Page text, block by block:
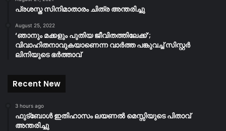
പ്രശസ്ത സിനിമാതാരം ചിത്ര അന്തരിച്ചു
August 25, 2022
‘ഞാനും മക്കളും പുതിയ ജീവിതത്തിലേക്ക്’;
വിവാഹിതനാവുകയാണെന്ന വാർത്ത പങ്കുവച്ച് സിസ്റ്റർ
ലിനിയുടെ ഭർത്താവ്
Recent New
3 hours ago
ഫുട്ബോൾ ഇതിഹാസം ലയണൽ മെസ്സിയുടെ പിതാവ്
അന്തരിച്ചു